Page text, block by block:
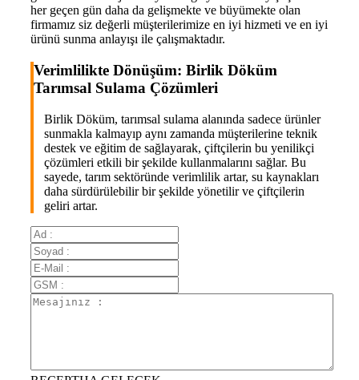
her geçen gün daha da gelişmekte ve büyümekte olan
firmamız siz değerli müşterilerimize en iyi hizmeti ve en iyi
ürünü sunma anlayışı ile çalışmaktadır.
Verimlilikte Dönüşüm: Birlik Döküm
Tarımsal Sulama Çözümleri
Birlik Döküm, tarımsal sulama alanında sadece ürünler
sunmakla kalmayıp aynı zamanda müşterilerine teknik
destek ve eğitim de sağlayarak, çiftçilerin bu yenilikçi
çözümleri etkili bir şekilde kullanmalarını sağlar. Bu
sayede, tarım sektöründe verimlilik artar, su kaynakları
daha sürdürülebilir bir şekilde yönetilir ve çiftçilerin
geliri artar.